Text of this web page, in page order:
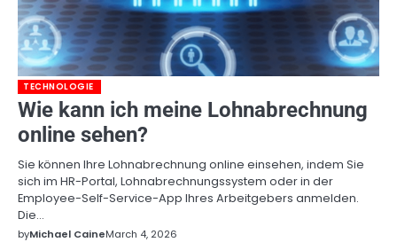
TECHNOLOGIE
Wie kann ich meine Lohnabrechnung
online sehen?
Sie können Ihre Lohnabrechnung online einsehen, indem Sie
sich im HR-Portal, Lohnabrechnungssystem oder in der
Employee-Self-Service-App Ihres Arbeitgebers anmelden.
Die…
byMichael CaineMarch 4, 2026